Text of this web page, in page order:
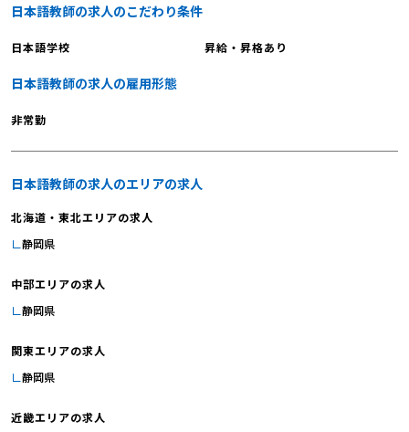
日本語教師の求人のこだわり条件
日本語学校 昇給・昇格あり
日本語教師の求人の雇用形態
非常勤
日本語教師の求人のエリアの求人
北海道・東北エリアの求人
静岡県
中部エリアの求人
静岡県
関東エリアの求人
静岡県
近畿エリアの求人